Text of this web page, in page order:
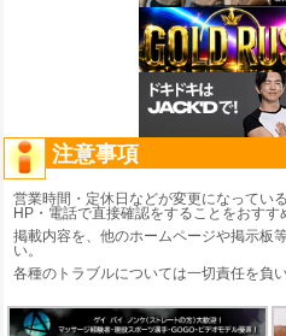
注意事項
営業時間・定休日などが変更になってい
HP・電話で直接確認をすることをおすす
掲載内容を、他のホームページや掲示板
い。
各種のトラブルについては一切責任を負い